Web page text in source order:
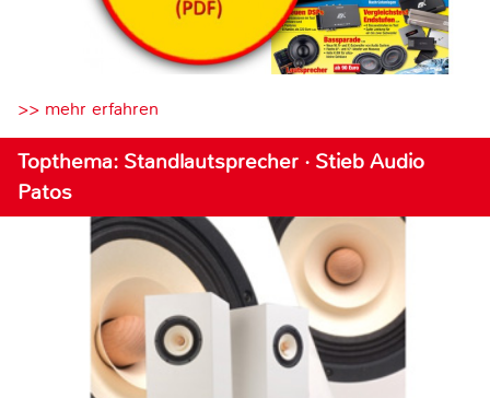
>> mehr erfahren
Topthema: Standlautsprecher · Stieb Audio
Patos